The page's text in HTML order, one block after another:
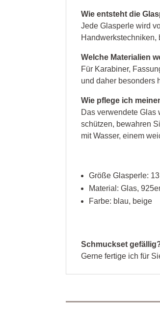
Wie entsteht die
Jede Glasperle wird
Handwerkstechniken,
Welche Materialien
Für Karabiner,
und daher besonders
Wie pflege ich
Das verwendete Glas
schützen, bewahren
mit Wasser, einem
Größe Glasperle:
Material: Glas,
Farbe: blau, beige
Schmuckset
Gerne fertige ich für